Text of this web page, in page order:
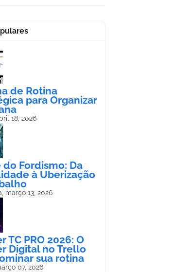
de Rotina
para Organizar
18, 2026
do Fordismo: Da
à Uberização
março 13, 2026
TC PRO 2026: O
Digital no Trello
sua rotina
07, 2026